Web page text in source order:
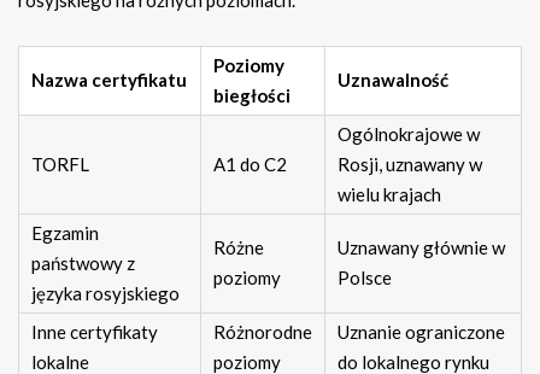
Nazwa certyfikatu
Poziomy
biegłości
Uznawalność
TORFL A1 do C2
Ogólnokrajowe w
Rosji, uznawany w
wielu krajach
Egzamin
państwowy z
języka rosyjskiego
Różne
poziomy
Uznawany głównie w
Polsce
Inne certyfikaty
lokalne
Różnorodne
poziomy
Uznanie ograniczone
do lokalnego rynku